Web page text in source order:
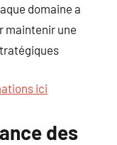
domaine a
maintenir une
ici
des